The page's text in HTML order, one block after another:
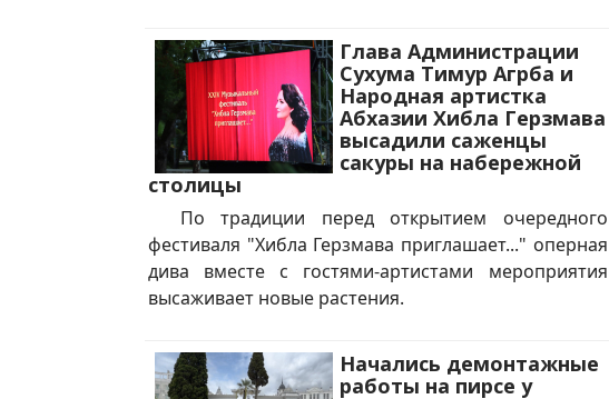
Глава Администрации
Сухума Тимур Агрба и
Народная артистка
Абхазии Хибла Герзмава
высадили саженцы
сакуры на набережной
столицы
По традиции перед открытием очередного
фестиваля "Хибла Герзмава приглашает..." оперная
дива вместе с гостями-артистами мероприятия
высаживает новые растения.
Начались демонтажные
работы на пирсе у